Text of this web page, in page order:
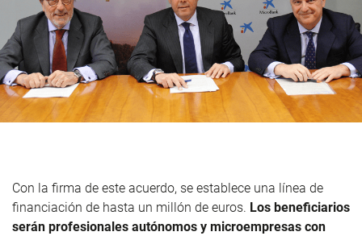
Con la firma de este acuerdo, se establece una línea de
financiación de hasta un millón de euros. Los beneficiarios
serán profesionales autónomos y microempresas con